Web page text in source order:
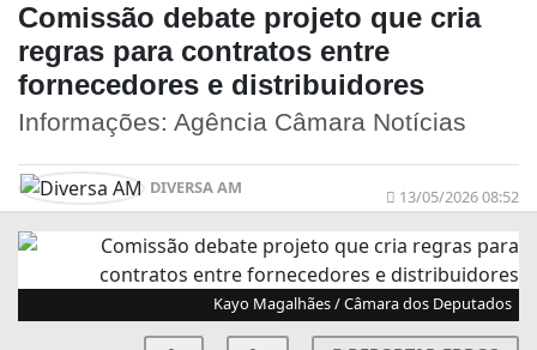
Comissão debate projeto que cria
regras para contratos entre
fornecedores e distribuidores
Informações: Agência Câmara Notícias
DIVERSA AM 13/05/2026 08:52
Kayo Magalhães / Câmara dos Deputados